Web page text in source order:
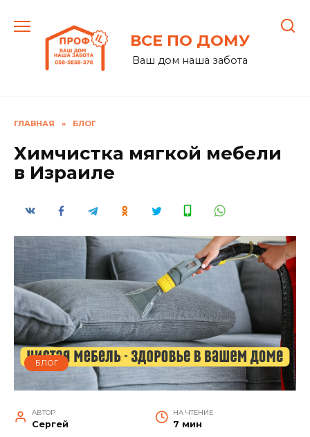
содержанию
ВСЕ ПО ДОМУ
Ваш дом наша забота
ГЛАВНАЯ » БЛОГ
Химчистка мягкой мебели
в Израиле
БЛОГ
АВТОР
Сергей
НА ЧТЕНИЕ
7 мин